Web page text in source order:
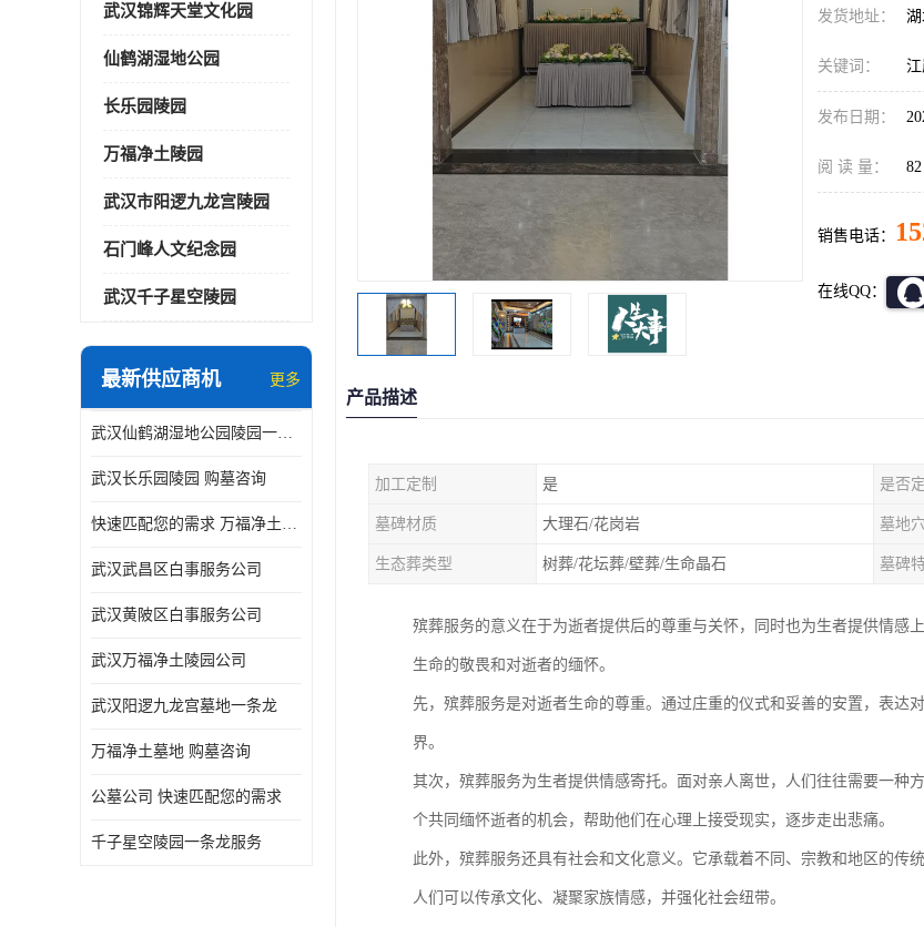
武汉锦辉天堂文化园
仙鹤湖湿地公园
长乐园陵园
万福净土陵园
武汉市阳逻九龙宫陵园
石门峰人文纪念园
武汉千子星空陵园
最新供应商机 更多
武汉仙鹤湖湿地公园陵园一条龙服务
武汉长乐园陵园 购墓咨询
快速匹配您的需求 万福净土墓地流程
武汉武昌区白事服务公司
武汉黄陂区白事服务公司
武汉万福净土陵园公司
武汉阳逻九龙宫墓地一条龙
万福净土墓地 购墓咨询
公墓公司 快速匹配您的需求
千子星空陵园一条龙服务
发货地址：
关键词：
发布日期：
阅 读 量： 82
销售电话：
在线QQ：
产品描述
加工定制 是 是否
墓碑材质 大理石/花岗岩 墓地
生态葬类型 树葬/花坛葬/壁葬/生命晶石 墓碑
殡葬服务的意义在于为逝者提供后的尊重与关怀，同时也为生者提供情感
生命的敬畏和对逝者的缅怀。
先，殡葬服务是对逝者生命的尊重。通过庄重的仪式和妥善的安置，表达
界。
其次，殡葬服务为生者提供情感寄托。面对亲人离世，人们往往需要一种
个共同缅怀逝者的机会，帮助他们在心理上接受现实，逐步走出悲痛。
此外，殡葬服务还具有社会和文化意义。它承载着不同、宗教和地区的传
人们可以传承文化、凝聚家族情感，并强化社会纽带。